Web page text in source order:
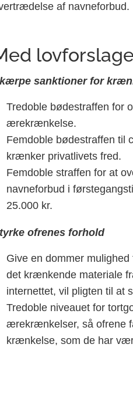
af navneforbud.
sanktioner for
Tredoble bødestraffen for
ærekrænkelse.
Femdoble bødestraffen til
krænker privatlivets fred.
Femdoble straffen for at
navneforbud i
25.000 kr.
ofrenes forhold
Give en dommer
det krænkende materiale
internettet, vil pligten til at
Tredoble niveauet for
ærekrænkelser, så ofrene
krænkelse, som de har